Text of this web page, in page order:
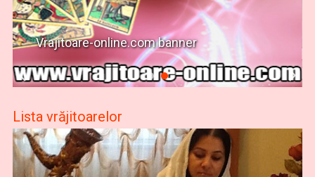
Vrajitoare-online.com banner
Lista vrăjitoarelor